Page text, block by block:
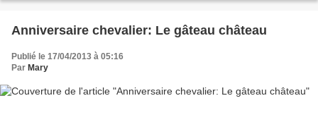
Anniversaire chevalier: Le gâteau château
Publié le 17/04/2013 à 05:16
Par Mary